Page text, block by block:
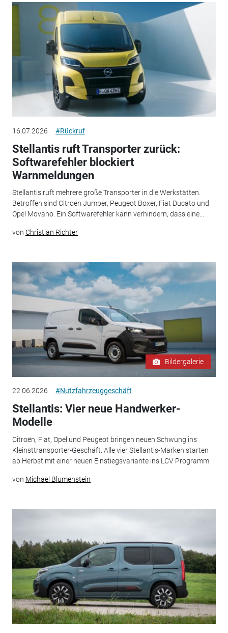
16.07.2026 #Rückruf
Stellantis ruft Transporter zurück:
Softwarefehler blockiert
Warnmeldungen
Stellantis ruft mehrere große Transporter in die Werkstätten.
Betroffen sind Citroën Jumper, Peugeot Boxer, Fiat Ducato und
Opel Movano. Ein Softwarefehler kann verhindern, dass eine...
von Christian Richter
Bildergalerie
22.06.2026 #Nutzfahrzeuggeschäft
Stellantis: Vier neue Handwerker-
Modelle
Citroën, Fiat, Opel und Peugeot bringen neuen Schwung ins
Kleinsttransporter-Geschäft. Alle vier Stellantis-Marken starten
ab Herbst mit einer neuen Einstiegsvariante ins LCV Programm.
von Michael Blumenstein